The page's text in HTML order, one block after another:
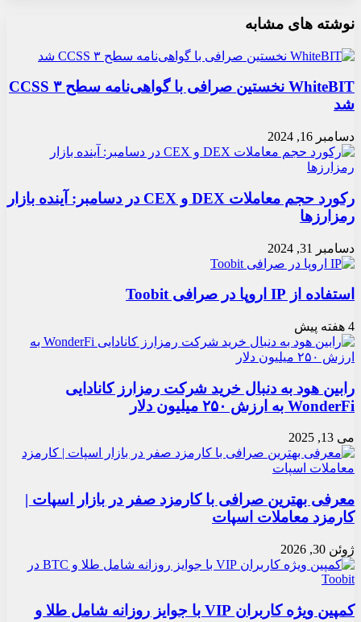
بوک
آپ
ایمیل
نوشته های مشابه
WhiteBIT نخستین صرافی با گواهی‌نامه سطح ۳ CCSS
شد
دسامبر 16, 2024
رکورد حجم معاملات DEX و CEX در دسامبر: آینده بازار
رمزارزها
دسامبر 31, 2024
استفاده از IP اروپا در صرافی Toobit
4 هفته پیش
رابین هود به دنبال خرید شرکت رمزارز کانادایی
WonderFi به ارزش ۲۵۰ میلیون دلار
می 13, 2025
معرفی بهترین صرافی با کارمزد صفر در بازار اسپات |
کارمزد معاملات اسپات
ژوئن 30, 2026
کمپین ویژه کاربران VIP با جوایز روزانه شامل طلا و